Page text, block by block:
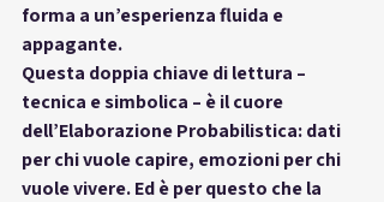
forma a un’esperienza fluida e
appagante.
Questa doppia chiave di lettura –
tecnica e simbolica – è il cuore
dell’Elaborazione Probabilistica: dati
per chi vuole capire, emozioni per chi
vuole vivere. Ed è per questo che la